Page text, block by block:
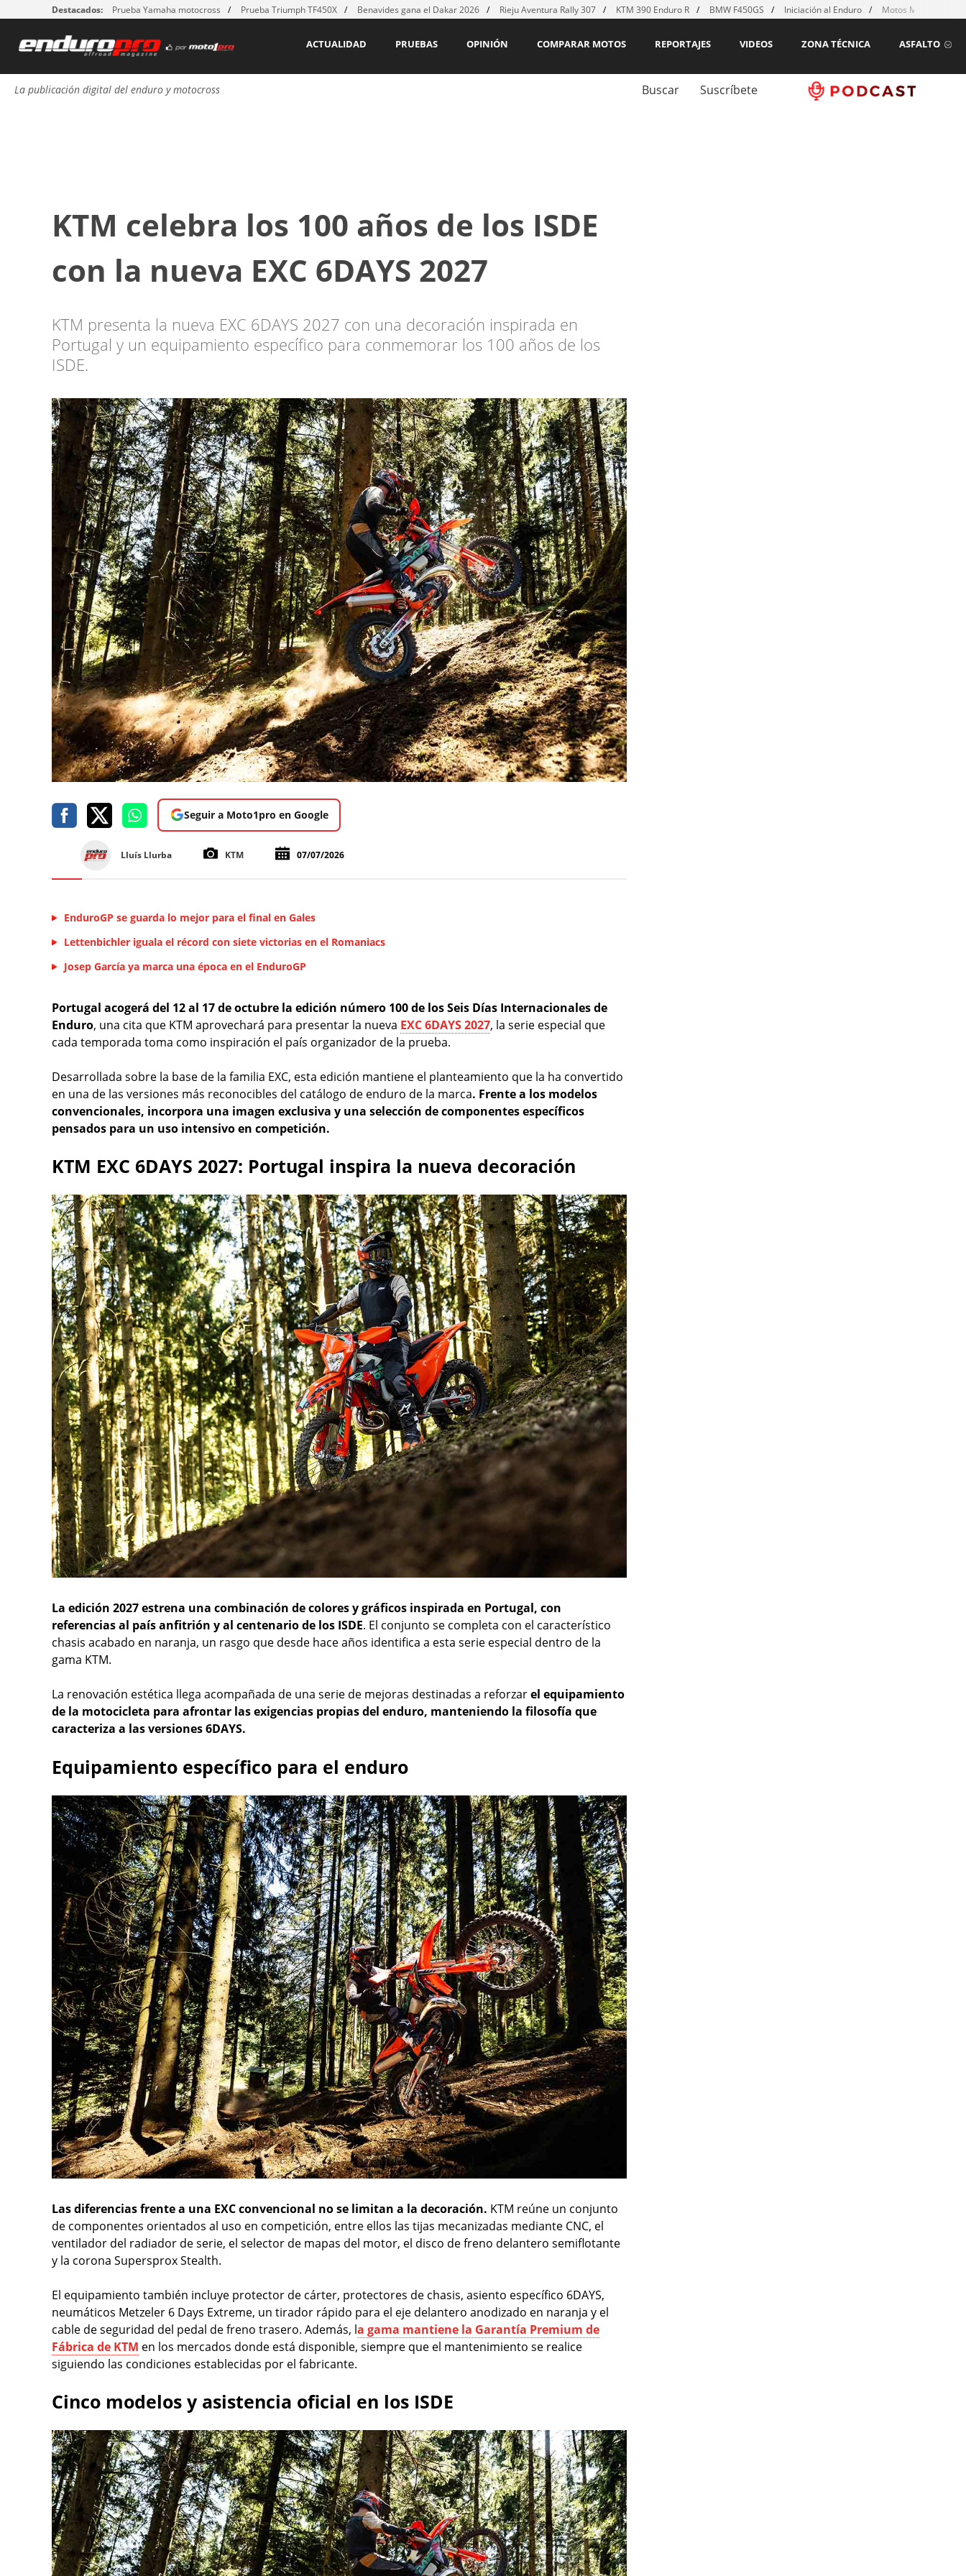
Destacados: Prueba Yamaha motocross Prueba Triumph TF450X Benavides gana el Dakar 2026 Rieju Aventura Rally 307 KTM 390 Enduro R BMW F450GS Iniciación al Enduro Motos MX para
ASFALTO
ZONA TÉCNICA
VIDEOS
REPORTAJES
COMPARAR MOTOS
OPINIÓN
PRUEBAS
ACTUALIDAD
La publicación digital del enduro y motocross Buscar Suscríbete
KTM celebra los 100 años de los ISDE
con la nueva EXC 6DAYS 2027
KTM presenta la nueva EXC 6DAYS 2027 con una decoración inspirada en
Portugal y un equipamiento específico para conmemorar los 100 años de los
ISDE.
Seguir a Moto1pro en Google
Lluís Llurba KTM 07/07/2026
EnduroGP se guarda lo mejor para el final en Gales
Lettenbichler iguala el récord con siete victorias en el Romaniacs
Josep García ya marca una época en el EnduroGP
Portugal acogerá del 12 al 17 de octubre la edición número 100 de los Seis Días Internacionales de
Enduro, una cita que KTM aprovechará para presentar la nueva EXC 6DAYS 2027, la serie especial que
cada temporada toma como inspiración el país organizador de la prueba.
Desarrollada sobre la base de la familia EXC, esta edición mantiene el planteamiento que la ha convertido
en una de las versiones más reconocibles del catálogo de enduro de la marca. Frente a los modelos
convencionales, incorpora una imagen exclusiva y una selección de componentes específicos
pensados para un uso intensivo en competición.
KTM EXC 6DAYS 2027: Portugal inspira la nueva decoración
La edición 2027 estrena una combinación de colores y gráficos inspirada en Portugal, con
referencias al país anfitrión y al centenario de los ISDE. El conjunto se completa con el característico
chasis acabado en naranja, un rasgo que desde hace años identifica a esta serie especial dentro de la
gama KTM.
La renovación estética llega acompañada de una serie de mejoras destinadas a reforzarel equipamiento
de la motocicleta para afrontar las exigencias propias del enduro, manteniendo la filosofía que
caracteriza a las versiones 6DAYS.
Equipamiento específico para el enduro
Las diferencias frente a una EXC convencional no se limitan a la decoración. KTM reúne un conjunto
de componentes orientados al uso en competición, entre ellos las tijas mecanizadas mediante CNC, el
ventilador del radiador de serie, el selector de mapas del motor, el disco de freno delantero semiflotante
y la corona Supersprox Stealth.
El equipamiento también incluye protector de cárter, protectores de chasis, asiento específico 6DAYS,
neumáticos Metzeler 6 Days Extreme, un tirador rápido para el eje delantero anodizado en naranja y el
cable de seguridad del pedal de freno trasero. Además, la gama mantiene la Garantía Premium de
Fábrica de KTM en los mercados donde está disponible, siempre que el mantenimiento se realice
siguiendo las condiciones establecidas por el fabricante.
Cinco modelos y asistencia oficial en los ISDE